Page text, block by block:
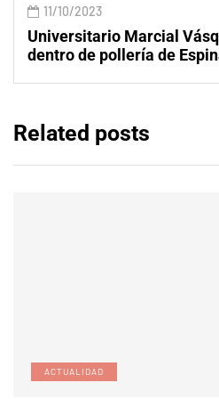
11/10/2023
Universitario Marcial
dentro de pollería de
Related posts
ACTUALIDAD